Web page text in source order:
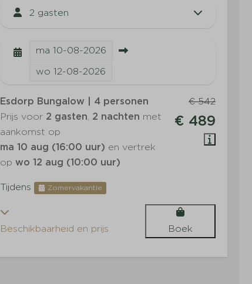
2 gasten
ma 10-08-2026
wo 12-08-2026
€ 542
€ 489
Esdorp Bungalow | 4 personen
Prijs voor 2 gasten, 2 nachten met
aankomst op
ma 10 aug (16:00 uur) en vertrek
opwo 12 aug (10:00 uur)
Tijdens Zomervakantie
Beschikbaarheid en prijs Boek